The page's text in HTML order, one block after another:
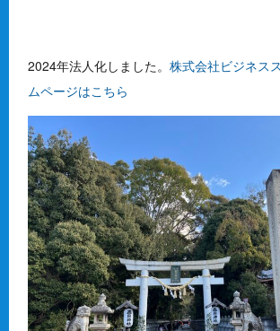
2024年法人化しました。株式会社ビジネス
ムページはこちら